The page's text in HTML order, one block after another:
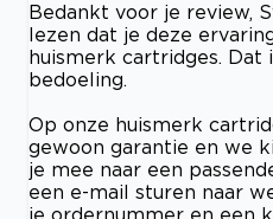
Bedankt voor je review,
lezen dat je deze
huismerk cartridges. Dat
bedoeling.
Op onze huismerk
gewoon garantie en we
je mee naar een
een e-mail sturen naar
je ordernummer en een